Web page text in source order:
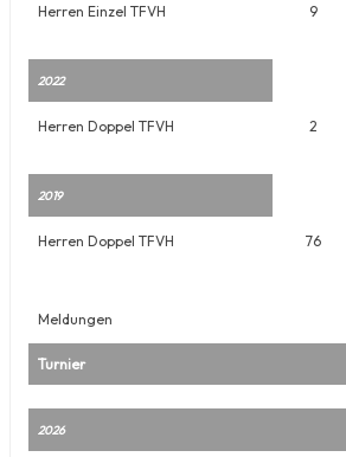
Herren Einzel TFVH 9
2022
Herren Doppel TFVH 2
2019
Herren Doppel TFVH 76
Meldungen
Turnier
2026